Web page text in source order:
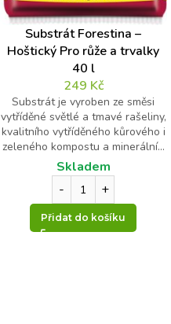
Substrát Forestina –
Hoštický Pro růže a trvalky
40 l
249 Kč
Substrát je vyroben ze směsi
vytříděné světlé a tmavé rašeliny,
kvalitního vytříděného kůrového i
zeleného kompostu a minerální...
Skladem
Přidat do košíku